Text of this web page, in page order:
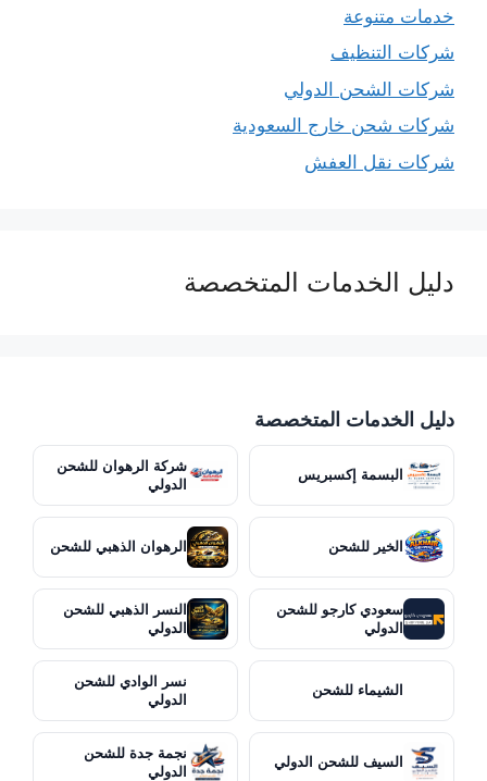
خدمات متنوعة
شركات التنظيف
شركات الشحن الدولي
شركات شحن خارج السعودية
شركات نقل العفش
دليل الخدمات المتخصصة
دليل الخدمات المتخصصة
البسمة إكسبريس
شركة الرهوان للشحن
الدولي
الخير للشحن الرهوان الذهبي للشحن
سعودي كارجو للشحن
الدولي
النسر الذهبي للشحن
الدولي
الشيماء للشحن
نسر الوادي للشحن
الدولي
السيف للشحن الدولي
نجمة جدة للشحن
الدولي